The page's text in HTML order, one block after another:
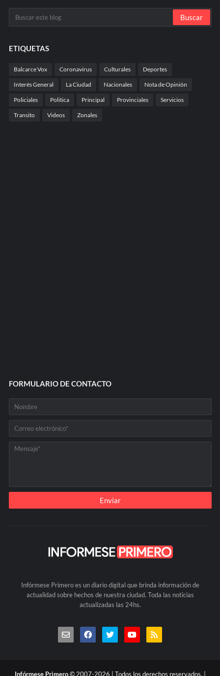
ETIQUETAS
Balcarce Vox Coronavirus Culturales Deportes
Interés General La Ciudad Nacionales Nota de Opinión
Policiales Politica Principal Provinciales Servicios
Transito Videos Zonales
FORMULARIO DE CONTACTO
Infórmese Primero es un diario digital que brinda información de
actualidad sobre hechos de nuestra ciudad. Toda las noticias
actualizadas las 24hs.
Infórmese Primero© 2007-2026 | Todos los derechos reservados. |